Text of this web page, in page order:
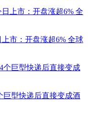
市：开盘涨超6% 全球
巨型快递后直接变成酒